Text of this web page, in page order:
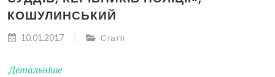
КОШУЛИНСЬКИЙ
10.01.2017 Статті
Детальніше